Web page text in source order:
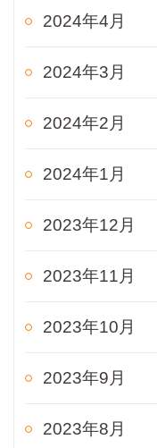
2024年4月
2024年3月
2024年2月
2024年1月
2023年12月
2023年11月
2023年10月
2023年9月
2023年8月